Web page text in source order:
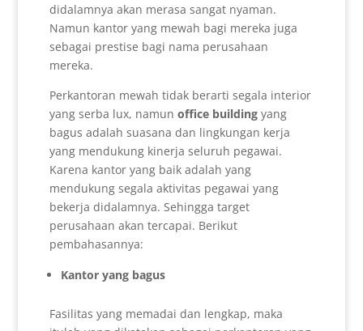
didalamnya akan merasa sangat nyaman.
Namun kantor yang mewah bagi mereka juga
sebagai prestise bagi nama perusahaan
mereka.
Perkantoran mewah tidak berarti segala interior
yang serba lux, namun office buildingyang
bagus adalah suasana dan lingkungan kerja
yang mendukung kinerja seluruh pegawai.
Karena kantor yang baik adalah yang
mendukung segala aktivitas pegawai yang
bekerja didalamnya. Sehingga target
perusahaan akan tercapai. Berikut
pembahasannya:
Kantor yang bagus
Fasilitas yang memadai dan lengkap, maka